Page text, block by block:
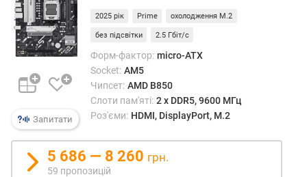
е
н
н
я
д
р
к
о
а
Запитати
2025 рік Prime охолодження M.2
без підсвітки 2.5 Гбіт/с
Форм-фактор: micro-ATX
Socket: AM5
Чипсет: AMD B850
Слоти пам'яті: 2 х DDR5, 9600 МГц
Роз'єми: HDMI, DisplayPort, M.2
5 686 — 8 260 грн.
59 пропозицій